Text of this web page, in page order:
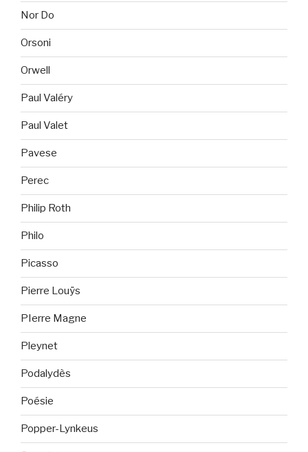
Nor Do
Orsoni
Orwell
Paul Valéry
Paul Valet
Pavese
Perec
Philip Roth
Philo
Picasso
Pierre Louÿs
PIerre Magne
Pleynet
Podalydès
Poésie
Popper-Lynkeus